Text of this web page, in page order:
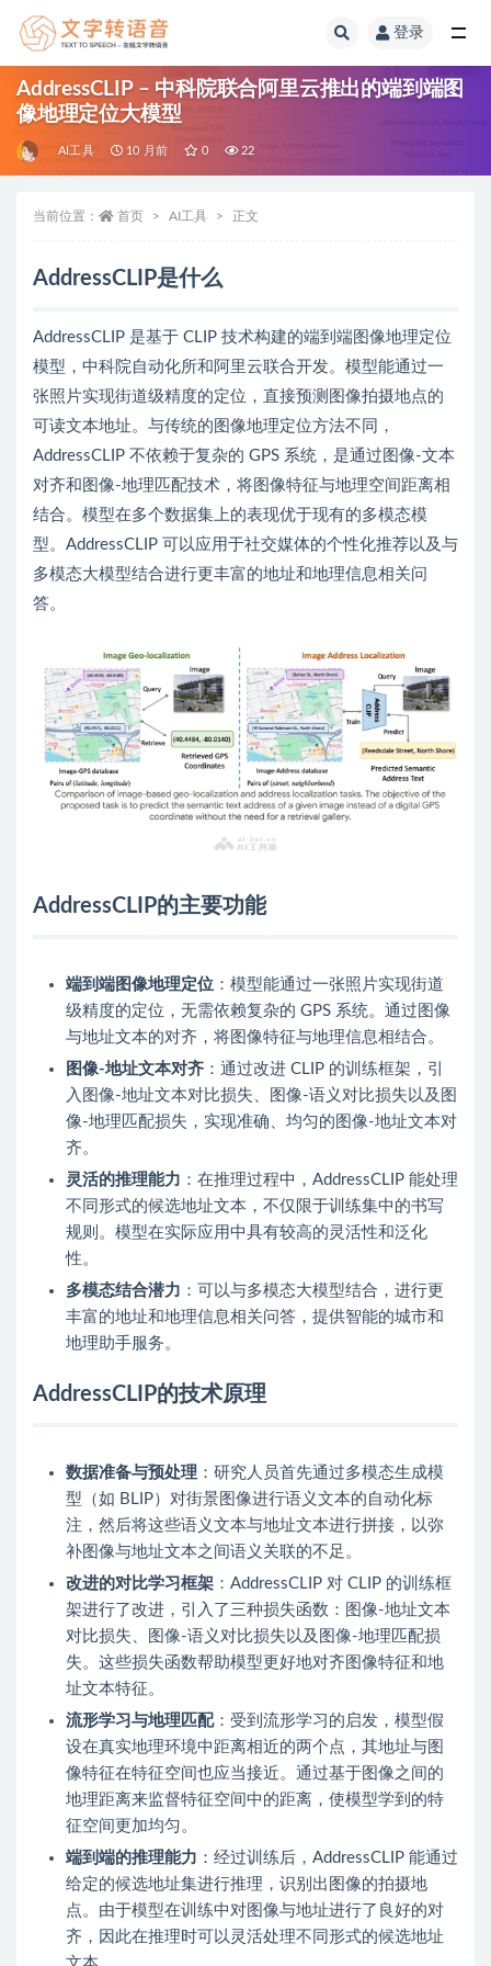
登录
AddressCLIP – 中科院联合阿里云推出的端到端图
像地理定位大模型
AI工具 10 月前 0 22
当前位置： 首页 AI工具 正文
AddressCLIP是什么
AddressCLIP 是基于 CLIP 技术构建的端到端图像地理定位
模型，中科院自动化所和阿里云联合开发。模型能通过一
张照片实现街道级精度的定位，直接预测图像拍摄地点的
可读文本地址。与传统的图像地理定位方法不同，
AddressCLIP 不依赖于复杂的 GPS 系统，是通过图像-文本
对齐和图像-地理匹配技术，将图像特征与地理空间距离相
结合。模型在多个数据集上的表现优于现有的多模态模
型。AddressCLIP 可以应用于社交媒体的个性化推荐以及与
多模态大模型结合进行更丰富的地址和地理信息相关问
答。
AddressCLIP的主要功能
端到端图像地理定位 ：模型能通过一张照片实现街道
级精度的定位，无需依赖复杂的 GPS 系统。通过图像
与地址文本的对齐，将图像特征与地理信息相结合。
图像-地址文本对齐 ：通过改进 CLIP 的训练框架，引
入图像-地址文本对比损失、图像-语义对比损失以及图
像-地理匹配损失，实现准确、均匀的图像-地址文本对
齐。
灵活的推理能力 ：在推理过程中，AddressCLIP 能处理
不同形式的候选地址文本，不仅限于训练集中的书写
规则。模型在实际应用中具有较高的灵活性和泛化
性。
多模态结合潜力 ：可以与多模态大模型结合，进行更
丰富的地址和地理信息相关问答，提供智能的城市和
地理助手服务。
AddressCLIP的技术原理
数据准备与预处理 ：研究人员首先通过多模态生成模
型（如 BLIP）对街景图像进行语义文本的自动化标
注，然后将这些语义文本与地址文本进行拼接，以弥
补图像与地址文本之间语义关联的不足。
改进的对比学习框架 ：AddressCLIP 对 CLIP 的训练框
架进行了改进，引入了三种损失函数：图像-地址文本
对比损失、图像-语义对比损失以及图像-地理匹配损
失。这些损失函数帮助模型更好地对齐图像特征和地
址文本特征。
流形学习与地理匹配：受到流形学习的启发，模型假
设在真实地理环境中距离相近的两个点，其地址与图
像特征在特征空间也应当接近。通过基于图像之间的
地理距离来监督特征空间中的距离，使模型学到的特
征空间更加均匀。
端到端的推理能力 ：经过训练后，AddressCLIP 能通过
给定的候选地址集进行推理，识别出图像的拍摄地
点。由于模型在训练中对图像与地址进行了良好的对
齐，因此在推理时可以灵活处理不同形式的候选地址